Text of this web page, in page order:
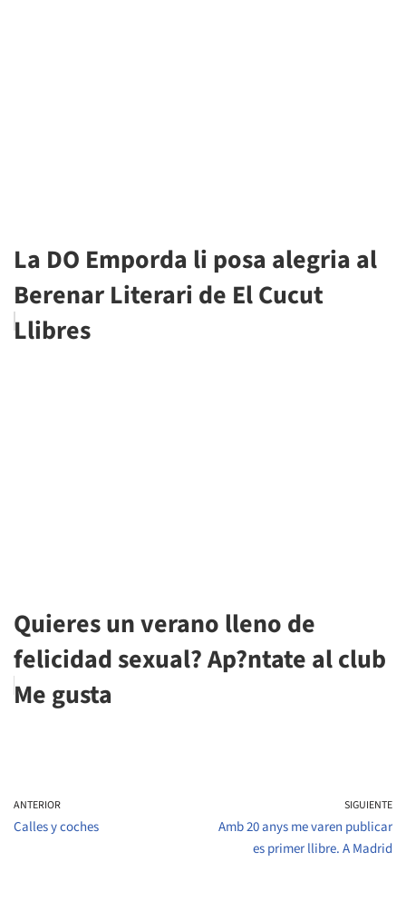
La DO Emporda li posa alegria al
Berenar Literari de El Cucut
Llibres
Quieres un verano lleno de
felicidad sexual? Ap?ntate al club
Me gusta
ANTERIOR
Calles y coches
SIGUIENTE
Amb 20 anys me varen publicar
es primer llibre. A Madrid